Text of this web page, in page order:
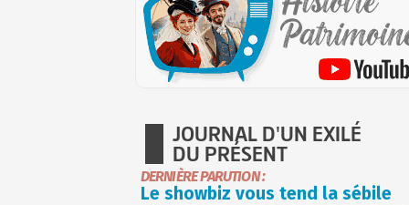
JOURNAL D'UN EXILÉ
DU PRÉSENT
DERNIÈRE PARUTION :
Le showbiz vous tend la sébile